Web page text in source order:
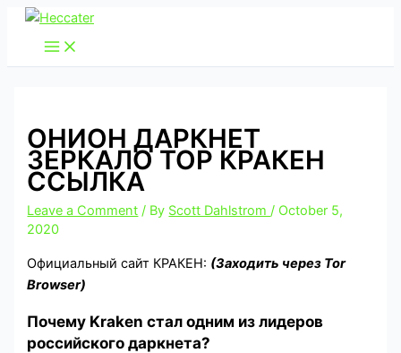
Skip
content
ОНИОН ДАРКНЕТ
ЗЕРКАЛО ТОР КРАКЕН
ССЫЛКА
Leave a Comment / By Scott Dahlstrom/ October 5,
2020
Официальный сайт КРАКЕН: (Заходить через Tor
Browser)
Почему Kraken стал одним из лидеров
российского даркнета?